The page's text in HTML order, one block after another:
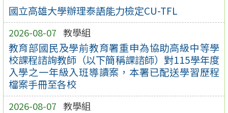
國立高雄大學辦理泰語能力檢定CU-TFL
2026-08-07 教學組
教育部國民及學前教育署重申為協助高級中等學
校課程諮詢教師（以下簡稱課諮師）對115學年度
入學之一年級入班導讀案，本署已配送學習歷程
檔案手冊至各校
2026-08-07 教學組